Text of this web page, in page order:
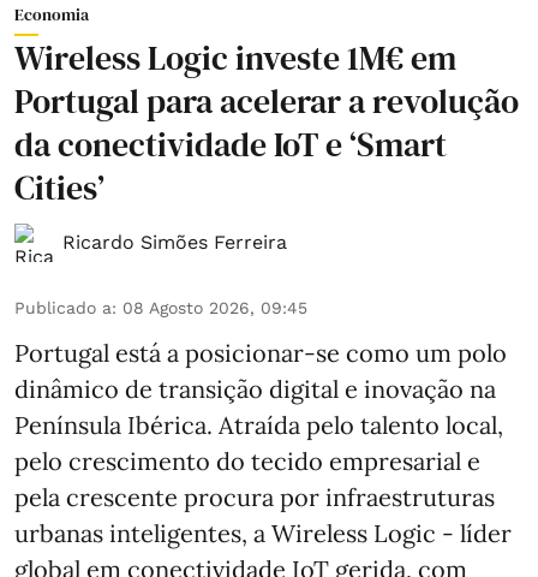
Economia
Wireless Logic investe 1M€ em
Portugal para acelerar a revolução
da conectividade IoT e ‘Smart
Cities’
Ricardo Simões Ferreira
Publicado a: 08 Agosto 2026, 09:45
Portugal está a posicionar-se como um polo
dinâmico de transição digital e inovação na
Península Ibérica. Atraída pelo talento local,
pelo crescimento do tecido empresarial e
pela crescente procura por infraestruturas
urbanas inteligentes, a Wireless Logic - líder
global em conectividade IoT gerida, com